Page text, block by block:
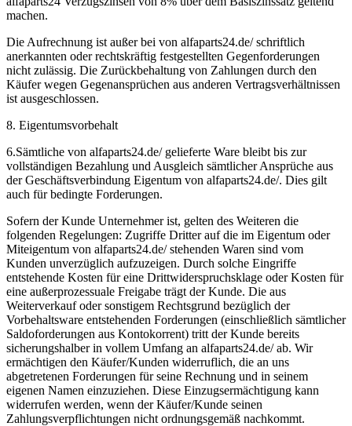
machen.
Die Aufrechnung ist außer bei von alfaparts24.de/ schriftlich
anerkannten oder rechtskräftig festgestellten Gegenforderungen
nicht zulässig. Die Zurückbehaltung von Zahlungen durch den
Käufer wegen Gegenansprüchen aus anderen Vertragsverhältnissen
ist ausgeschlossen.
8. Eigentumsvorbehalt
6.Sämtliche von alfaparts24.de/ gelieferte Ware bleibt bis zur
vollständigen Bezahlung und Ausgleich sämtlicher Ansprüche aus
der Geschäftsverbindung Eigentum von alfaparts24.de/. Dies gilt
auch für bedingte Forderungen.
Sofern der Kunde Unternehmer ist, gelten des Weiteren die
folgenden Regelungen: Zugriffe Dritter auf die im Eigentum oder
Miteigentum von alfaparts24.de/ stehenden Waren sind vom
Kunden unverzüglich aufzuzeigen. Durch solche Eingriffe
entstehende Kosten für eine Drittwiderspruchsklage oder Kosten für
eine außerprozessuale Freigabe trägt der Kunde. Die aus
Weiterverkauf oder sonstigem Rechtsgrund bezüglich der
Vorbehaltsware entstehenden Forderungen (einschließlich sämtlicher
Saldoforderungen aus Kontokorrent) tritt der Kunde bereits
sicherungshalber in vollem Umfang an alfaparts24.de/ ab. Wir
ermächtigen den Käufer/Kunden widerruflich, die an uns
abgetretenen Forderungen für seine Rechnung und in seinem
eigenen Namen einzuziehen. Diese Einzugsermächtigung kann
widerrufen werden, wenn der Käufer/Kunde seinen
Zahlungsverpflichtungen nicht ordnungsgemäß nachkommt.